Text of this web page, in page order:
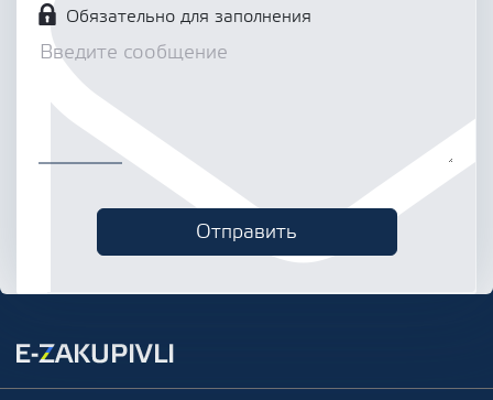
Обязательно для заполнения